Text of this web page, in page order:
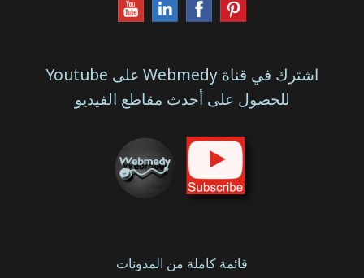
اشترك في قناة Webmedy على Youtube
للحصول على أحدث مقاطع الفيديو
قائمة كاملة من المدونات